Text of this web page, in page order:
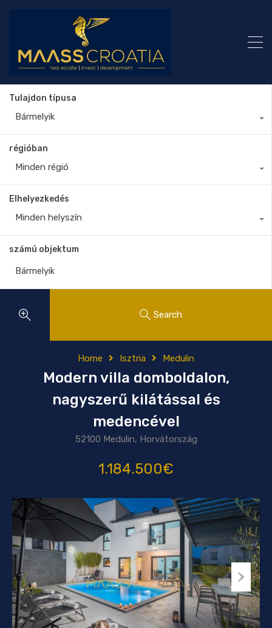
Tulajdon típusa
Bármelyik
régióban
Minden régió
Elhelyezkedés
Minden helyszín
számú objektum
Search
Home Isztria Medulin
Modern villa domboldalon,
nagyszerű kilátással és
medencével
52100 Medulin, Horvátország
1.184.500€